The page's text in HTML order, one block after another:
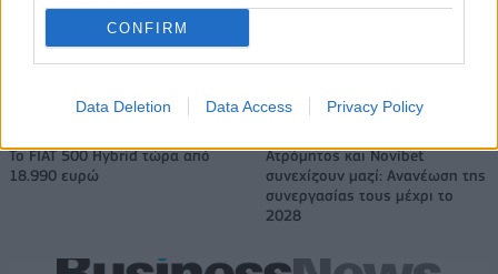
CONFIRM
Data Deletion Data Access Privacy Policy
Η Chery επενδύει 75 εκατ. δολάρια στην KG Mobility
Το FIAT 500 Hybrid τώρα από
18.990 ευρώ
Ατρόμητος και Novibet
συνεχίζουν μαζί: Ανανέωση της
συνεργασίας τους μέχρι το
2028